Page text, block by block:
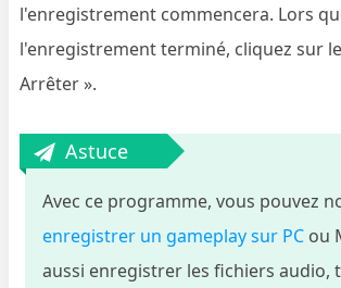
l'enregistrement commencera. Lors
l'enregistrement terminé, cliquez sur
Arrêter ».
Astuce
Avec ce programme, vous pouvez
enregistrer un gameplay sur PC ou
aussi enregistrer les fichiers audio,